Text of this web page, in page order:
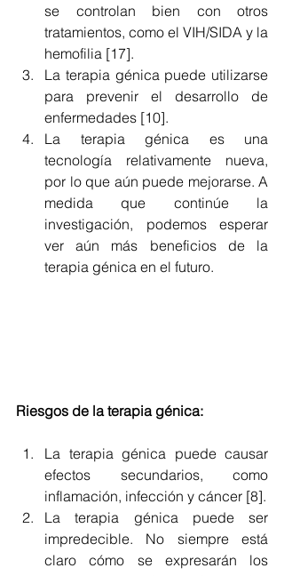
se controlan bien con otros
tratamientos, como el VIH/SIDA y la
hemofilia [17].
La terapia génica puede utilizarse
para prevenir el desarrollo de
enfermedades [10].
La terapia génica es una
tecnología relativamente nueva,
por lo que aún puede mejorarse. A
medida que continúe la
investigación, podemos esperar
ver aún más beneficios de la
terapia génica en el futuro.
Riesgos de la terapia génica:
La terapia génica puede causar
efectos secundarios, como
La terapia génica puede ser
impredecible. No siempre está
claro cómo se expresarán los